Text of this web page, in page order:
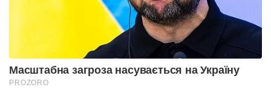
Масштабна загроза насувається на Україну
PROZORO